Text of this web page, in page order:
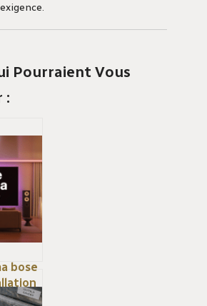
exigence.
Pourraient Vous
:
bose